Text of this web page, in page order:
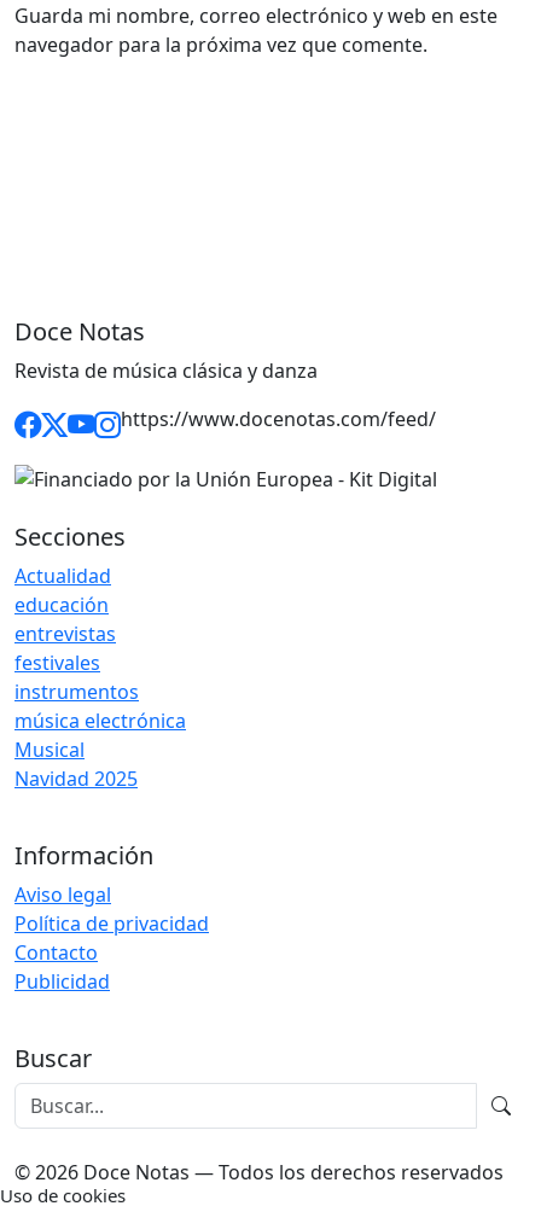
Guarda mi nombre, correo electrónico y web en este
navegador para la próxima vez que comente.
Doce Notas
Revista de música clásica y danza
https://www.docenotas.com/feed/
Secciones
Actualidad
educación
entrevistas
festivales
instrumentos
música electrónica
Musical
Navidad 2025
Información
Aviso legal
Política de privacidad
Contacto
Publicidad
Buscar
© 2026 Doce Notas — Todos los derechos reservados
Uso de cookies